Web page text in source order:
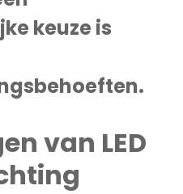
keuze is
van LED